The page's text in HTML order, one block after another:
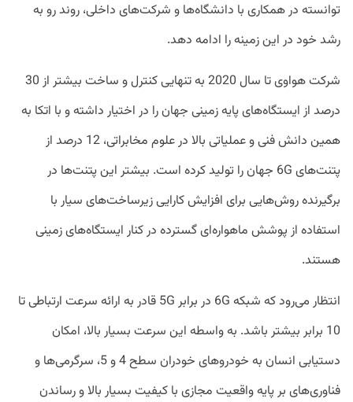
توانسته در همکاری با دانشگاه‌ها و شرکت‌های داخلی، روند رو به
رشد خود در این زمینه را ادامه دهد.
شرکت هواوی تا سال 2020 به تنهایی کنترل و ساخت بیشتر از 30
درصد از ایستگاه‌های پایه زمینی جهان را در اختیار داشته و با اتکا به
همین دانش فنی و عملیاتی بالا در علوم مخابراتی، 12 درصد از
پتنت‌های 6G جهان را تولید کرده است. بیشتر این پتنت‌ها در
برگیرنده روش‌هایی برای افزایش کارایی زیرساخت‌های سیار با
استفاده از پوشش ماهواره‌ای گسترده در کنار ایستگاه‌های زمینی
هستند.
انتظار می‌رود که شبکه‌ 6G در برابر 5G قادر به ارائه سرعت ارتباطی تا
10 برابر بیشتر باشد. به واسطه این سرعت بسیار بالا، امکان
دستیابی انسان به خودروهای خودران سطح 4 و 5، سرگرمی‌ها و
فناوری‌های بر پایه واقعیت مجازی با کیفیت بسیار بالا و رساندن